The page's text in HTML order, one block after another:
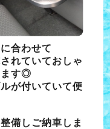
合わせて
れていておしゃ
ます◎
が付いていて便
備しご納車しま